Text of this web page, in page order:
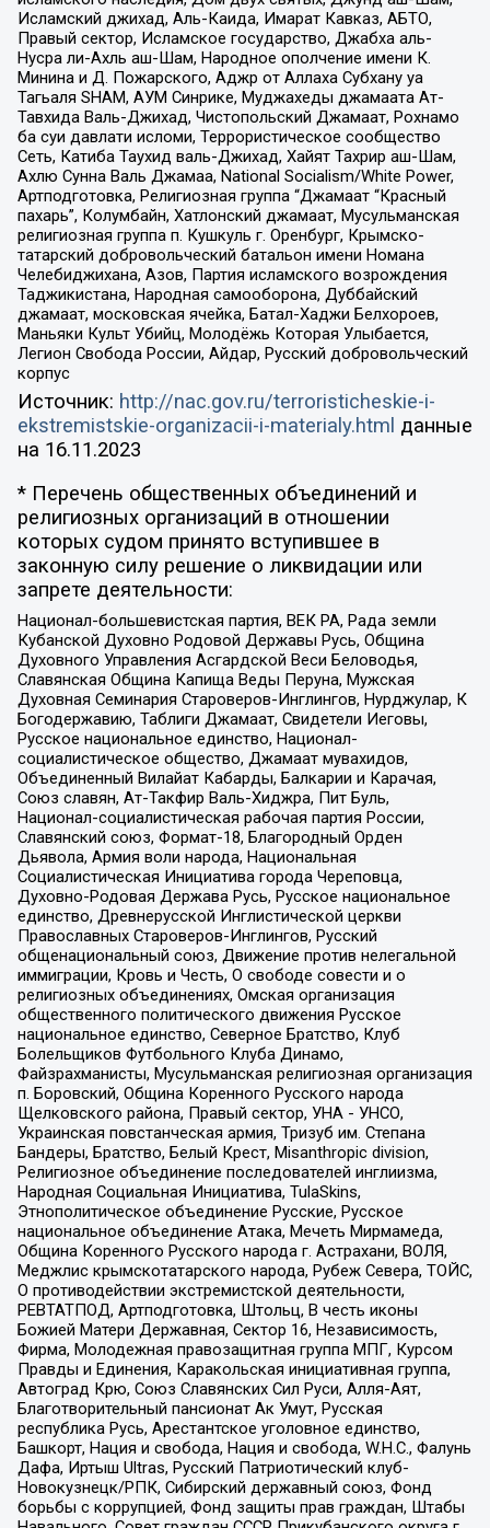
Исламский джихад, Аль-Каида, Имарат Кавказ, АБТО,
Правый сектор, Исламское государство, Джабха аль-
Нусра ли-Ахль аш-Шам, Народное ополчение имени К.
Минина и Д. Пожарского, Аджр от Аллаха Субхану уа
Тагьаля SHAM, АУМ Синрике, Муджахеды джамаата Ат-
Тавхида Валь-Джихад, Чистопольский Джамаат, Рохнамо
ба суи давлати исломи, Террористическое сообщество
Сеть, Катиба Таухид валь-Джихад, Хайят Тахрир аш-Шам,
Ахлю Сунна Валь Джамаа, National Socialism/White Power,
Артподготовка, Религиозная группа “Джамаат “Красный
пахарь”, Колумбайн, Хатлонский джамаат, Мусульманская
религиозная группа п. Кушкуль г. Оренбург, Крымско-
татарский добровольческий батальон имени Номана
Челебиджихана, Азов, Партия исламского возрождения
Таджикистана, Народная самооборона, Дуббайский
джамаат, московская ячейка, Батал-Хаджи Белхороев,
Маньяки Культ Убийц, Молодёжь Которая Улыбается,
Легион Свобода России, Айдар, Русский добровольческий
корпус
Источник: http://nac.gov.ru/terroristicheskie-i-
ekstremistskie-organizacii-i-materialy.html данные
на 16.11.2023
* Перечень общественных объединений и
религиозных организаций в отношении
которых судом принято вступившее в
законную силу решение о ликвидации или
запрете деятельности:
Национал-большевистская партия, ВЕК РА, Рада земли
Кубанской Духовно Родовой Державы Русь, Община
Духовного Управления Асгардской Веси Беловодья,
Славянская Община Капища Веды Перуна, Мужская
Духовная Семинария Староверов-Инглингов, Нурджулар, К
Богодержавию, Таблиги Джамаат, Свидетели Иеговы,
Русское национальное единство, Национал-
социалистическое общество, Джамаат мувахидов,
Объединенный Вилайат Кабарды, Балкарии и Карачая,
Союз славян, Ат-Такфир Валь-Хиджра, Пит Буль,
Национал-социалистическая рабочая партия России,
Славянский союз, Формат-18, Благородный Орден
Дьявола, Армия воли народа, Национальная
Социалистическая Инициатива города Череповца,
Духовно-Родовая Держава Русь, Русское национальное
единство, Древнерусской Инглистической церкви
Православных Староверов-Инглингов, Русский
общенациональный союз, Движение против нелегальной
иммиграции, Кровь и Честь, О свободе совести и о
религиозных объединениях, Омская организация
общественного политического движения Русское
национальное единство, Северное Братство, Клуб
Болельщиков Футбольного Клуба Динамо,
Файзрахманисты, Мусульманская религиозная организация
п. Боровский, Община Коренного Русского народа
Щелковского района, Правый сектор, УНА - УНСО,
Украинская повстанческая армия, Тризуб им. Степана
Бандеры, Братство, Белый Крест, Misanthropic division,
Религиозное объединение последователей инглиизма,
Народная Социальная Инициатива, TulaSkins,
Этнополитическое объединение Русские, Русское
национальное объединение Атака, Мечеть Мирмамеда,
Община Коренного Русского народа г. Астрахани, ВОЛЯ,
Меджлис крымскотатарского народа, Рубеж Севера, ТОЙС,
О противодействии экстремистской деятельности,
РЕВТАТПОД, Артподготовка, Штольц, В честь иконы
Божией Матери Державная, Сектор 16, Независимость,
Фирма, Молодежная правозащитная группа МПГ, Курсом
Правды и Единения, Каракольская инициативная группа,
Автоград Крю, Союз Славянских Сил Руси, Алля-Аят,
Благотворительный пансионат Ак Умут, Русская
республика Русь, Арестантское уголовное единство,
Башкорт, Нация и свобода, Нация и свобода, W.H.С., Фалунь
Дафа, Иртыш Ultras, Русский Патриотический клуб-
Новокузнецк/РПК, Сибирский державный союз, Фонд
борьбы с коррупцией, Фонд защиты прав граждан, Штабы